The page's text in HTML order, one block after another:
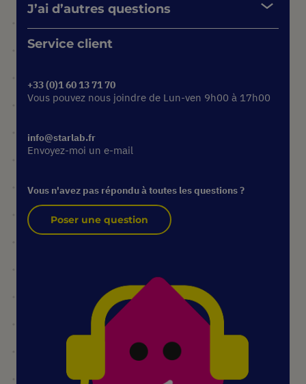
J’ai d’autres questions
Service client
+33 (0)1 60 13 71 70
Vous pouvez nous joindre de Lun-ven 9h00 à 17h00
info@starlab.fr
Envoyez-moi un e-mail
Vous n'avez pas répondu à toutes les questions ?
Poser une question